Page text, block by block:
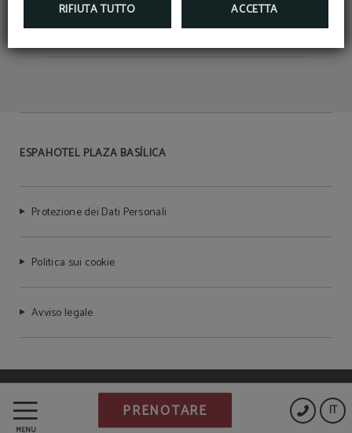
RIFIUTA TUTTO ACCETTA
MENÙ
IT
PRENOTARE
ESPAHOTEL PLAZA BASÍLICA
Protezione dei Dati Personali
Politica sui cookie
Avviso legale
Powered by Keytel
Acquisto sicuro